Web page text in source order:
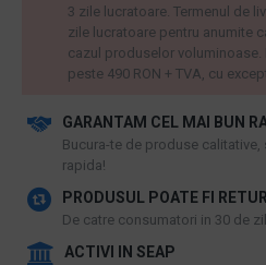
GARANTAM CEL MAI BUN
​Bucura-te de produse
rapida!
PRODUSUL POATE FI
De catre consumatori in 30 de
ACTIVI IN SEAP
3 zile lucratoare. Termenul de
zile lucratoare pentru anumite
cazul produselor
peste 490 RON + TVA, cu